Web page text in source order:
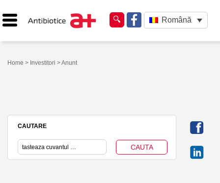
Română
Home > Investitori > Anunt
CAUTARE